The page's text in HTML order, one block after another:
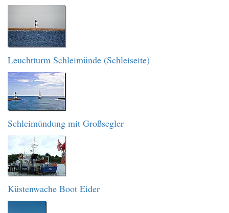
Leuchtturm Schleimünde (Schleiseite)
Schleimündung mit Großsegler
Küstenwache Boot Eider